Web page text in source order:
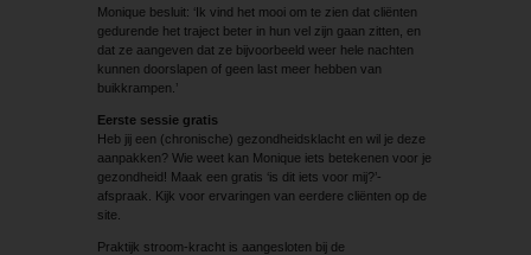
Monique besluit: ‘Ik vind het mooi om te zien dat cliënten
gedurende het traject beter in hun vel zijn gaan zitten, en
dat ze aangeven dat ze bijvoorbeeld weer hele nachten
kunnen doorslapen of geen last meer hebben van
buikkrampen.’
Eerste sessie gratis
Heb jij een (chronische) gezondheidsklacht en wil je deze
aanpakken? Wie weet kan Monique iets betekenen voor je
gezondheid! Maak een gratis ‘is dit iets voor mij?’-
afspraak. Kijk voor ervaringen van eerdere cliënten op de
site.
Praktijk stroom-kracht is aangesloten bij de